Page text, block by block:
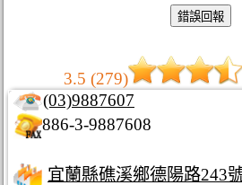
3.5 (279)
(03)9887607
886-3-9887608
宜蘭縣礁溪鄉德陽路243